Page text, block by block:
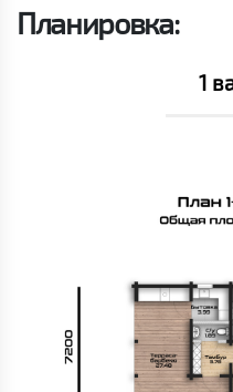
Планировка:
1